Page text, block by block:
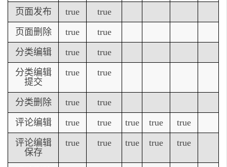
页面发布
true
true
页面删除
true
true
分类编辑
true
true
分类编辑
提交
true true
分类删除 true
true
评论编辑
true true true true
true
评论编辑
保存
true true true true true